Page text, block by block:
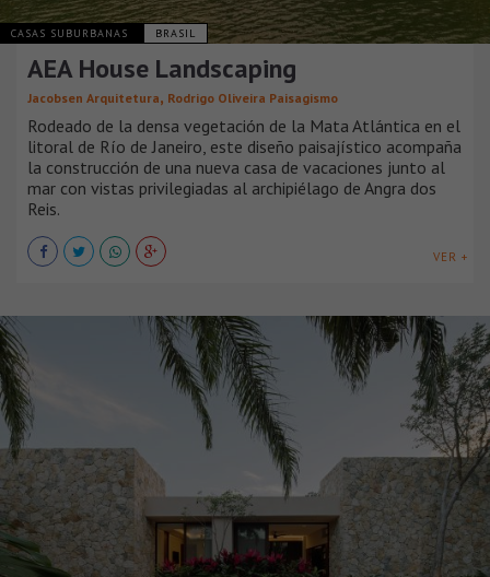
CASAS SUBURBANAS BRASIL
AEA House Landscaping
Jacobsen Arquitetura, Rodrigo Oliveira Paisagismo
Rodeado de la densa vegetación de la Mata Atlántica en el
litoral de Río de Janeiro, este diseño paisajístico acompaña
la construcción de una nueva casa de vacaciones junto al
mar con vistas privilegiadas al archipiélago de Angra dos
Reis.
VER +